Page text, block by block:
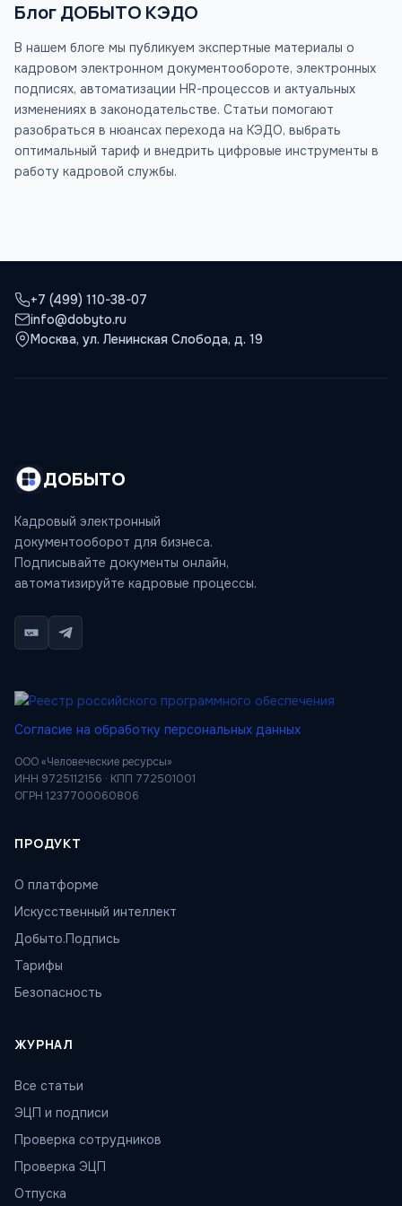
Блог ДОБЫТО КЭДО
В нашем блоге мы публикуем экспертные материалы о
кадровом электронном документообороте, электронных
подписях, автоматизации HR-процессов и актуальных
изменениях в законодательстве. Статьи помогают
разобраться в нюансах перехода на КЭДО, выбрать
оптимальный тариф и внедрить цифровые инструменты в
работу кадровой службы.
+7 (499) 110-38-07
info@dobyto.ru
Москва, ул. Ленинская Слобода, д. 19
ДОБЫТО
Кадровый электронный
документооборот для бизнеса.
Подписывайте документы онлайн,
автоматизируйте кадровые процессы.
Согласие на обработку персональных данных
ООО «Человеческие ресурсы»
ИНН 9725112156 · КПП 772501001
ОГРН 1237700060806
ПРОДУКТ
О платформе
Искусственный интеллект
Добыто.Подпись
Тарифы
Безопасность
ЖУРНАЛ
Все статьи
ЭЦП и подписи
Проверка сотрудников
Проверка ЭЦП
Отпуска